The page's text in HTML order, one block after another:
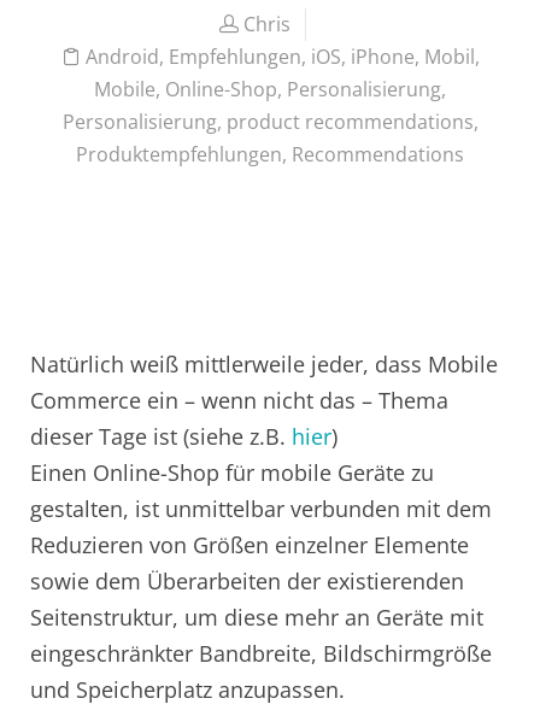
Chris
Android, Empfehlungen, iOS, iPhone, Mobil,
Mobile, Online-Shop, Personalisierung,
Personalisierung, product recommendations,
Produktempfehlungen, Recommendations
Natürlich weiß mittlerweile jeder, dass Mobile
Commerce ein – wenn nicht das – Thema
dieser Tage ist (siehe z.B. hier)
Einen Online-Shop für mobile Geräte zu
gestalten, ist unmittelbar verbunden mit dem
Reduzieren von Größen einzelner Elemente
sowie dem Überarbeiten der existierenden
Seitenstruktur, um diese mehr an Geräte mit
eingeschränkter Bandbreite, Bildschirmgröße
und Speicherplatz anzupassen.